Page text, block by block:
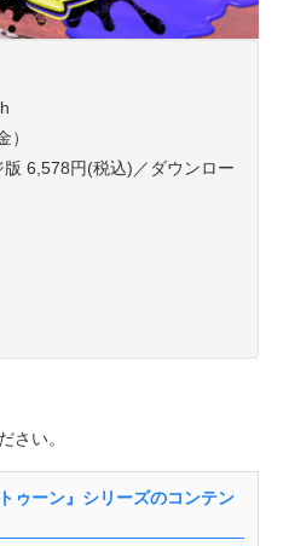
）
6,578円(税込)／ダウンロー
さい。
トゥーン』シリーズのコンテン